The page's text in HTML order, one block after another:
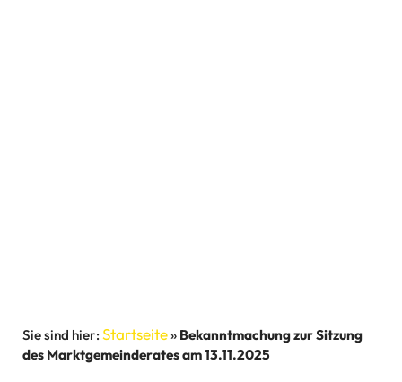
Startseite» Bekanntmachung zur Sitzung
des Marktgemeinderates am 13.11.2025